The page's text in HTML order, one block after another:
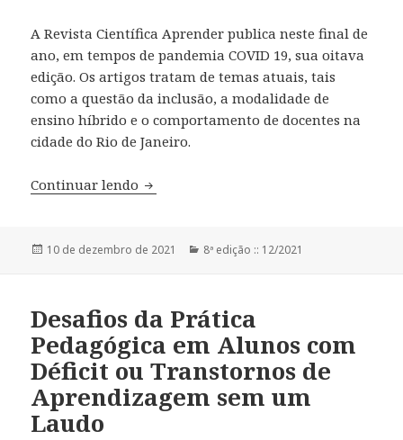
A Revista Científica Aprender publica neste final de
ano, em tempos de pandemia COVID 19, sua oitava
edição. Os artigos tratam de temas atuais, tais
como a questão da inclusão, a modalidade de
ensino híbrido e o comportamento de docentes na
cidade do Rio de Janeiro.
Continuar lendo Editorial
Publicado
10 de dezembro de 2021 Categorias
8ª edição :: 12/2021
Desafios da Prática
Pedagógica em Alunos com
Déficit ou Transtornos de
Aprendizagem sem um
Laudo